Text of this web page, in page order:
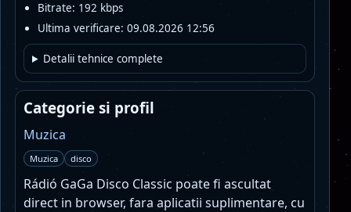
Bitrate: 192 kbps
Ultima verificare: 09.08.2026 12:56
Detalii tehnice complete
Categorie si profil
Muzica
Muzica disco
Rádió GaGa Disco Classic poate fi ascultat
direct in browser, fara aplicatii suplimentare, cu